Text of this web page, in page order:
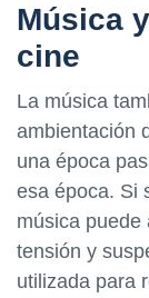
Música
cine
La música
ambientación
una época
esa época. Si
música puede
tensión y
utilizada para